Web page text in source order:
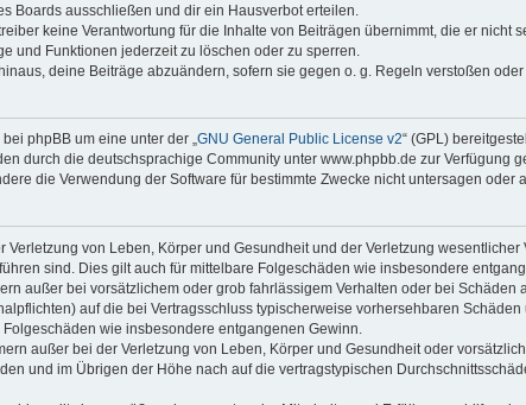
Boards ausschließen und dir ein Hausverbot erteilen.
keine Verantwortung für die Inhalte von Beiträgen übernimmt, die er
und Funktionen jederzeit zu löschen oder zu sperren.
deine Beiträge abzuändern, sofern sie gegen o. g. Regeln verstoßen
phpBB um eine unter der „GNU General Public License v2“ (GPL)
durch die deutschsprachige Community unter www.phpbb.de zur Verfügung
die Verwendung der Software für bestimmte Zwecke nicht untersagen oder
Verletzung von Leben, Körper und Gesundheit und der Verletzung
sind. Dies gilt auch für mittelbare Folgeschäden wie insbesondere
außer bei vorsätzlichem oder grob fahrlässigem Verhalten oder bei
auf die bei Vertragsschluss typischerweise vorhersehbaren
wie insbesondere entgangenen Gewinn.
außer bei der Verletzung von Leben, Körper und Gesundheit oder
und im Übrigen der Höhe nach auf die vertragstypischen